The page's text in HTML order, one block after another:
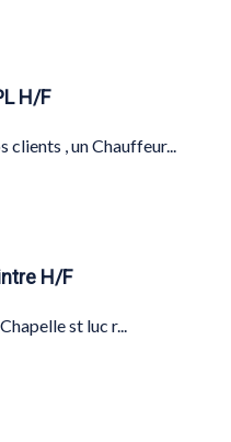
H/F
, un Chauffeur...
H/F
st luc r...